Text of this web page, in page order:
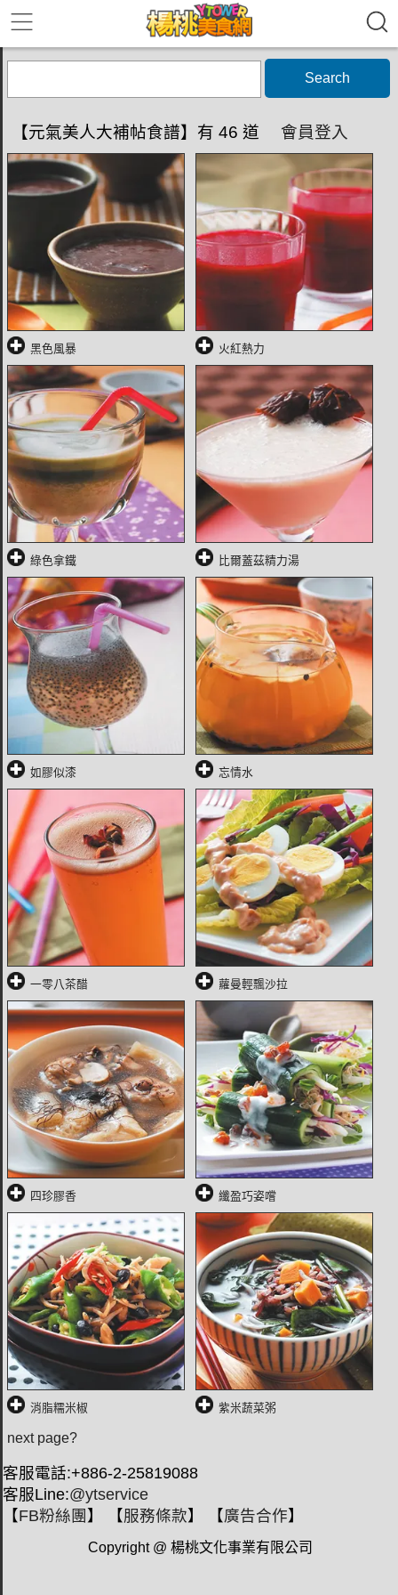
Search
【元氣美人大補帖食譜】有 46 道 會員登入
黑色風暴 火紅熱力
綠色拿鐵 比爾蓋茲精力湯
如膠似漆 忘情水
一零八茶醋 蘿曼輕飄沙拉
四珍膠香 纖盈巧姿嚐
消脂糯米椒 紫米蔬菜粥
next page?
客服電話:+886-2-25819088
客服Line:@ytservice
【FB粉絲團 】 【服務條款】 【廣告合作】
Copyright @ 楊桃文化事業有限公司